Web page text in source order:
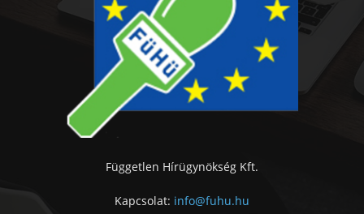
Független Hírügynökség Kft.
Kapcsolat: info@fuhu.hu